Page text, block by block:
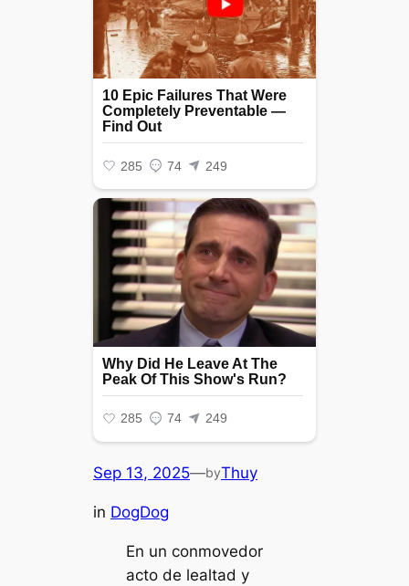
Sep 13, 2025—byThuy
in DogDog
En un conmovedor
acto de lealtad y